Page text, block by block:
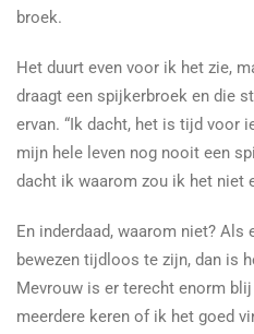
broek.
Het duurt even voor ik het zie,
draagt een spijkerbroek en die
ervan. “Ik dacht, het is tijd voor
mijn hele leven nog nooit een
dacht ik waarom zou ik het niet
En inderdaad, waarom niet? Als
bewezen tijdloos te zijn, dan is
Mevrouw is er terecht enorm
meerdere keren of ik het goed